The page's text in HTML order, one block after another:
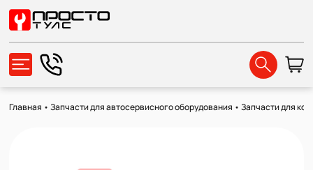
Главная •Запчасти для автосервисного оборудования •Запчасти для